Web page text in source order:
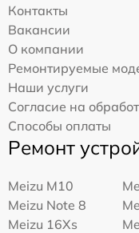
Контакты
Вакансии
О компании
Ремонтируемые
Наши услуги
Согласие на
Способы оплаты
Ремонт
Meizu M10
Meizu Note 8
Meizu 16Xs